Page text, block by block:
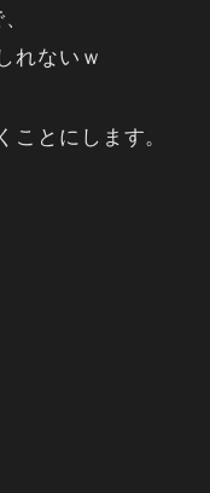
れないｗ
とにします。